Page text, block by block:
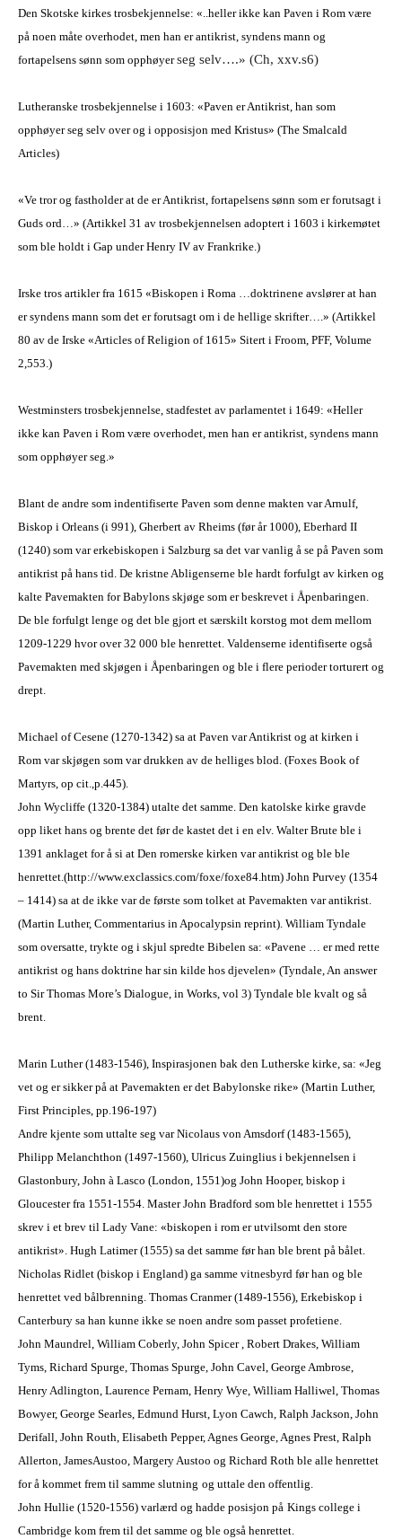
Den Skotske kirkes trosbekjennelse: «..heller ikke kan Paven i Rom være
på noen måte overhodet, men han er antikrist, syndens mann og
fortapelsens sønn som opphøyerseg selv….» (Ch, xxv.s6)
Lutheranske trosbekjennelse i 1603: «Paven er Antikrist, han som
opphøyer seg selv over og i opposisjon med Kristus» (The Smalcald
Articles)
«Ve tror og fastholder at de er Antikrist, fortapelsens sønn som er forutsagt i
Guds ord…» (Artikkel 31 av trosbekjennelsen adoptert i 1603 i kirkemøtet
som ble holdt i Gap under Henry IV av Frankrike.)
Irske tros artikler fra 1615 «Biskopen i Roma …doktrinene avslører at han
er syndens mann som det er forutsagt om i de hellige skrifter….» (Artikkel
80 av de Irske «Articles of Religion of 1615» Sitert i Froom, PFF, Volume
2,553.)
Westminsters trosbekjennelse, stadfestet av parlamentet i 1649: «Heller
ikke kan Paven i Rom være overhodet, men han er antikrist, syndens mann
som opphøyer seg.»
Blant de andre som indentifiserte Paven som denne makten var Arnulf,
Biskop i Orleans (i 991), Gherbert av Rheims (før år 1000), Eberhard II
(1240) som var erkebiskopen i Salzburg sa det var vanlig å se på Paven som
antikrist på hans tid. De kristne Abligenserne ble hardt forfulgt av kirken og
kalte Pavemakten for Babylons skjøge som er beskrevet i Åpenbaringen.
De ble forfulgt lenge og det ble gjort et særskilt korstog mot dem mellom
1209-1229 hvor over 32 000 ble henrettet. Valdenserne identifiserte også
Pavemakten med skjøgen i Åpenbaringen og ble i flere perioder torturert og
drept.
Michael of Cesene (1270-1342) sa at Paven var Antikrist og at kirken i
Rom var skjøgen som var drukken av de helliges blod. (Foxes Book of
Martyrs, op cit.,p.445).
John Wycliffe (1320-1384) utalte det samme. Den katolske kirke gravde
opp liket hans og brente det før de kastet det i en elv. Walter Brute ble i
1391 anklaget for å si at Den romerske kirken var antikrist og ble ble
henrettet.(http://www.exclassics.com/foxe/foxe84.htm) John Purvey (1354
– 1414) sa at de ikke var de første som tolket at Pavemakten var antikrist.
(Martin Luther, Commentarius in Apocalypsin reprint). William Tyndale
som oversatte, trykte og i skjul spredte Bibelen sa: «Pavene … er med rette
antikrist og hans doktrine harsin kilde hos djevelen» (Tyndale, An answer
to Sir Thomas More’s Dialogue, in Works, vol 3) Tyndale ble kvalt og så
brent.
Marin Luther (1483-1546), Inspirasjonen bak den Lutherske kirke, sa: «Jeg
vet og er sikker på at Pavemakten er det Babylonske rike» (Martin Luther,
First Principles, pp.196-197)
Andre kjente som uttalte seg var Nicolaus von Amsdorf (1483-1565),
Philipp Melanchthon (1497-1560), Ulricus Zuinglius i bekjennelsen i
Glastonbury, John à Lasco (London, 1551)og John Hooper, biskop i
Gloucester fra 1551-1554. Master John Bradford som ble henrettet i 1555
skrev i et brev til Lady Vane: «biskopen i rom er utvilsomt den store
antikrist». Hugh Latimer (1555) sa det samme før han ble brent på bålet.
Nicholas Ridlet (biskop i England) ga samme vitnesbyrd før han og ble
henrettet ved bålbrenning. Thomas Cranmer (1489-1556), Erkebiskop i
Canterbury sa han kunne ikke se noen andre som passet profetiene.
John Maundrel, William Coberly, John Spicer , Robert Drakes, William
Tyms, Richard Spurge, Thomas Spurge, John Cavel, George Ambrose,
Henry Adlington, Laurence Pernam, Henry Wye, William Halliwel, Thomas
Bowyer, George Searles, Edmund Hurst, Lyon Cawch, Ralph Jackson, John
Derifall, John Routh, Elisabeth Pepper, Agnes George, Agnes Prest, Ralph
Allerton, JamesAustoo, Margery Austoo og Richard Roth ble alle henrettet
for å kommet frem til samme slutning og uttale den offentlig.
John Hullie (1520-1556) varlærd og hadde posisjon på Kings college i
Cambridge kom frem til det samme og ble også henrettet.